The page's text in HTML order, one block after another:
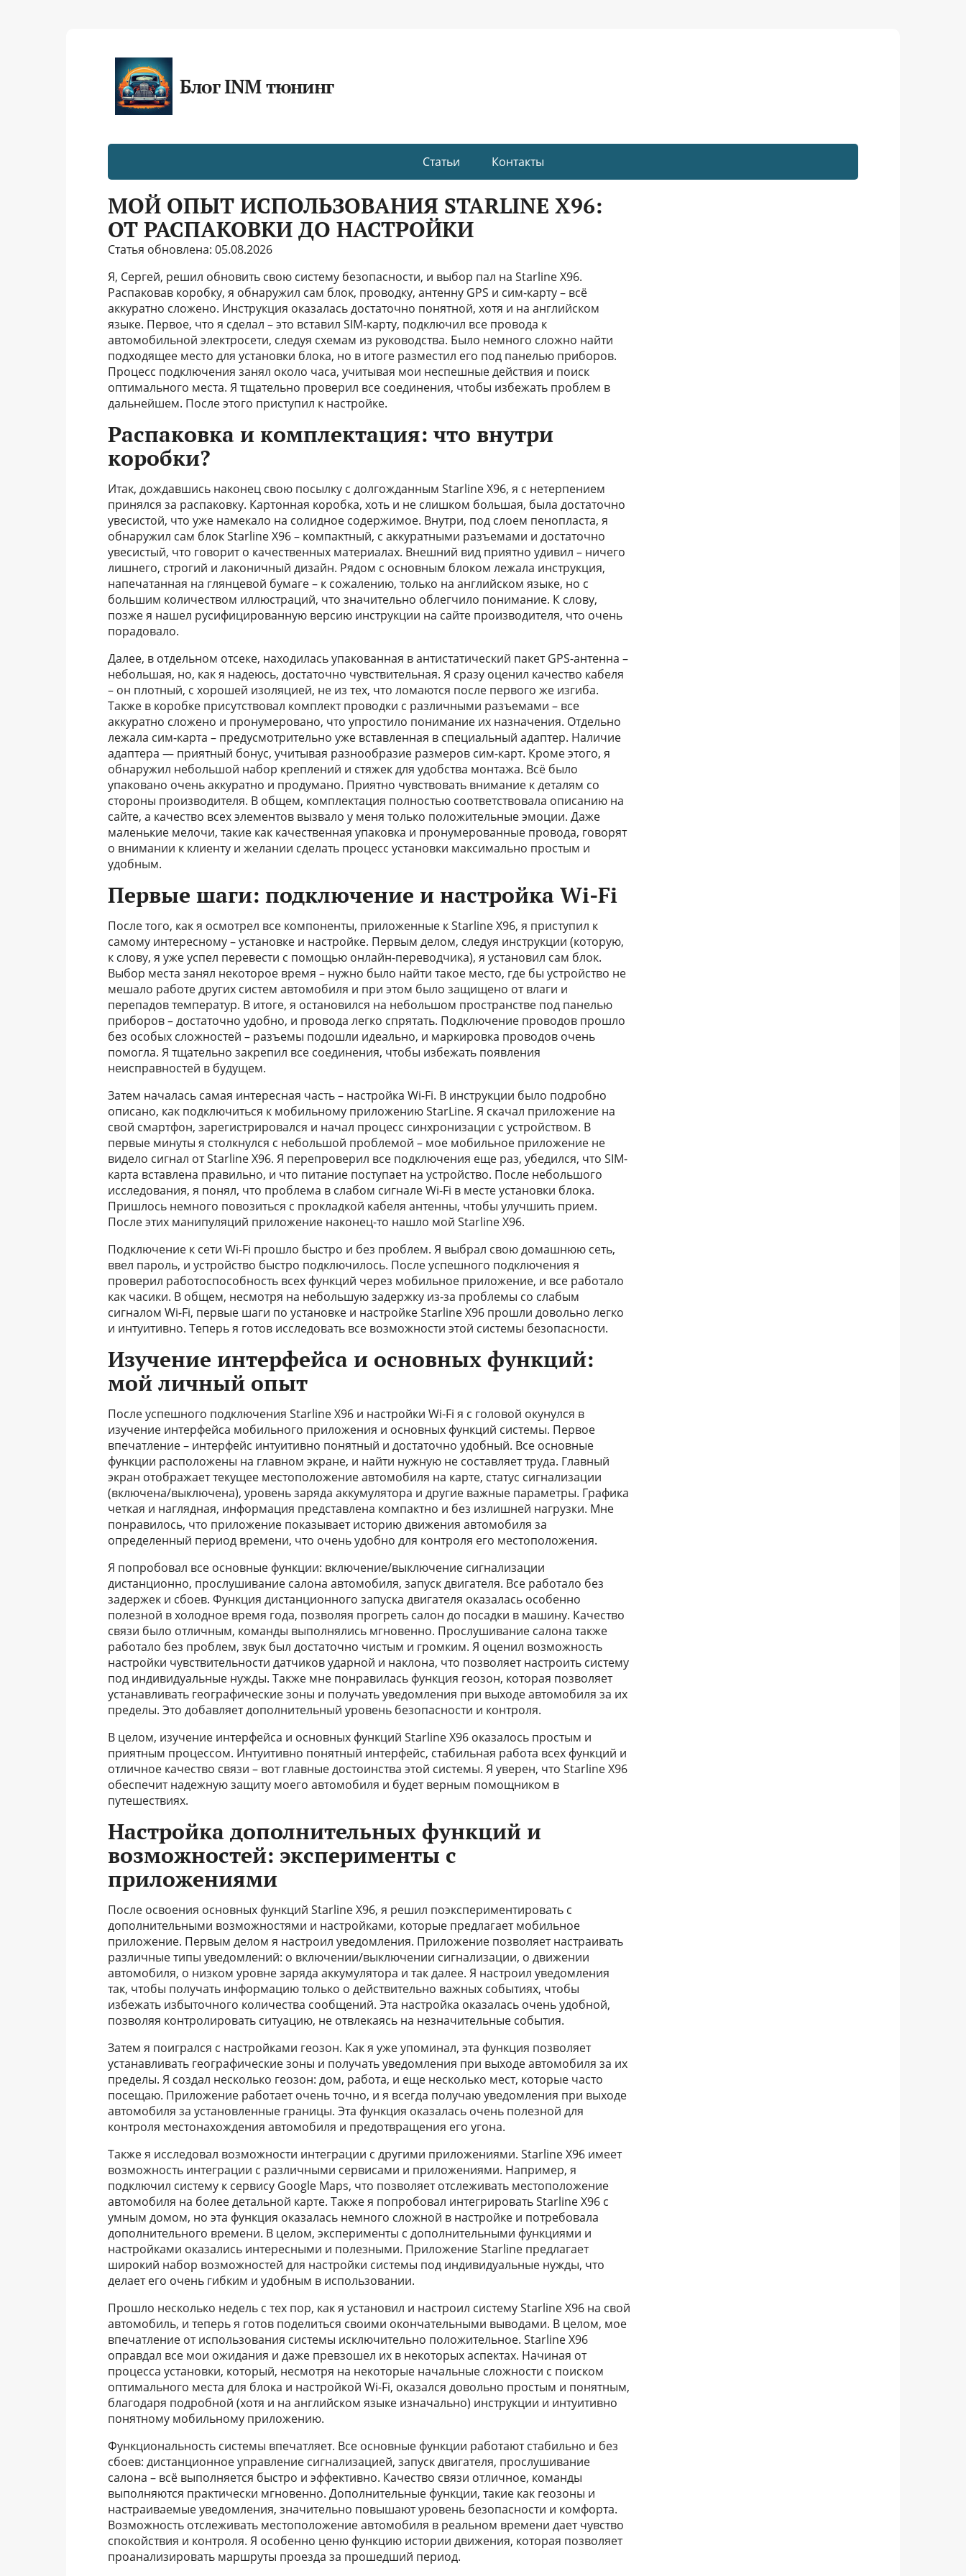
Блог INM тюнинг
Статьи Контакты
МОЙ ОПЫТ ИСПОЛЬЗОВАНИЯ STARLINE X96:
ОТ РАСПАКОВКИ ДО НАСТРОЙКИ
Статья обновлена: 05.08.2026
Я, Сергей, решил обновить свою систему безопасности, и выбор пал на Starline X96.
Распаковав коробку, я обнаружил сам блок, проводку, антенну GPS и сим-карту – всё
аккуратно сложено. Инструкция оказалась достаточно понятной, хотя и на английском
языке. Первое, что я сделал – это вставил SIM-карту, подключил все провода к
автомобильной электросети, следуя схемам из руководства. Было немного сложно найти
подходящее место для установки блока, но в итоге разместил его под панелью приборов.
Процесс подключения занял около часа, учитывая мои неспешные действия и поиск
оптимального места. Я тщательно проверил все соединения, чтобы избежать проблем в
дальнейшем. После этого приступил к настройке.
Распаковка и комплектация: что внутри
коробки?
Итак, дождавшись наконец свою посылку с долгожданным Starline X96, я с нетерпением
принялся за распаковку. Картонная коробка, хоть и не слишком большая, была достаточно
увесистой, что уже намекало на солидное содержимое. Внутри, под слоем пенопласта, я
обнаружил сам блок Starline X96 – компактный, с аккуратными разъемами и достаточно
увесистый, что говорит о качественных материалах. Внешний вид приятно удивил – ничего
лишнего, строгий и лаконичный дизайн. Рядом с основным блоком лежала инструкция,
напечатанная на глянцевой бумаге – к сожалению, только на английском языке, но с
большим количеством иллюстраций, что значительно облегчило понимание. К слову,
позже я нашел русифицированную версию инструкции на сайте производителя, что очень
порадовало.
Далее, в отдельном отсеке, находилась упакованная в антистатический пакет GPS-антенна –
небольшая, но, как я надеюсь, достаточно чувствительная. Я сразу оценил качество кабеля
– он плотный, с хорошей изоляцией, не из тех, что ломаются после первого же изгиба.
Также в коробке присутствовал комплект проводки с различными разъемами – все
аккуратно сложено и пронумеровано, что упростило понимание их назначения. Отдельно
лежала сим-карта – предусмотрительно уже вставленная в специальный адаптер. Наличие
адаптера — приятный бонус, учитывая разнообразие размеров сим-карт. Кроме этого, я
обнаружил небольшой набор креплений и стяжек для удобства монтажа. Всё было
упаковано очень аккуратно и продумано. Приятно чувствовать внимание к деталям со
стороны производителя. В общем, комплектация полностью соответствовала описанию на
сайте, а качество всех элементов вызвало у меня только положительные эмоции. Даже
маленькие мелочи, такие как качественная упаковка и пронумерованные провода, говорят
о внимании к клиенту и желании сделать процесс установки максимально простым и
удобным.
Первые шаги: подключение и настройка Wi-Fi
После того, как я осмотрел все компоненты, приложенные к Starline X96, я приступил к
самому интересному – установке и настройке. Первым делом, следуя инструкции (которую,
к слову, я уже успел перевести с помощью онлайн-переводчика), я установил сам блок.
Выбор места занял некоторое время – нужно было найти такое место, где бы устройство не
мешало работе других систем автомобиля и при этом было защищено от влаги и
перепадов температур. В итоге, я остановился на небольшом пространстве под панелью
приборов – достаточно удобно, и провода легко спрятать. Подключение проводов прошло
без особых сложностей – разъемы подошли идеально, и маркировка проводов очень
помогла. Я тщательно закрепил все соединения, чтобы избежать появления
неисправностей в будущем.
Затем началась самая интересная часть – настройка Wi-Fi. В инструкции было подробно
описано, как подключиться к мобильному приложению StarLine. Я скачал приложение на
свой смартфон, зарегистрировался и начал процесс синхронизации с устройством. В
первые минуты я столкнулся с небольшой проблемой – мое мобильное приложение не
видело сигнал от Starline X96. Я перепроверил все подключения еще раз, убедился, что SIM-
карта вставлена правильно, и что питание поступает на устройство. После небольшого
исследования, я понял, что проблема в слабом сигнале Wi-Fi в месте установки блока.
Пришлось немного повозиться с прокладкой кабеля антенны, чтобы улучшить прием.
После этих манипуляций приложение наконец-то нашло мой Starline X96.
Подключение к сети Wi-Fi прошло быстро и без проблем. Я выбрал свою домашнюю сеть,
ввел пароль, и устройство быстро подключилось. После успешного подключения я
проверил работоспособность всех функций через мобильное приложение, и все работало
как часики. В общем, несмотря на небольшую задержку из-за проблемы со слабым
сигналом Wi-Fi, первые шаги по установке и настройке Starline X96 прошли довольно легко
и интуитивно. Теперь я готов исследовать все возможности этой системы безопасности.
Изучение интерфейса и основных функций:
мой личный опыт
После успешного подключения Starline X96 и настройки Wi-Fi я с головой окунулся в
изучение интерфейса мобильного приложения и основных функций системы. Первое
впечатление – интерфейс интуитивно понятный и достаточно удобный. Все основные
функции расположены на главном экране, и найти нужную не составляет труда. Главный
экран отображает текущее местоположение автомобиля на карте, статус сигнализации
(включена/выключена), уровень заряда аккумулятора и другие важные параметры. Графика
четкая и наглядная, информация представлена компактно и без излишней нагрузки. Мне
понравилось, что приложение показывает историю движения автомобиля за
определенный период времени, что очень удобно для контроля его местоположения.
Я попробовал все основные функции: включение/выключение сигнализации
дистанционно, прослушивание салона автомобиля, запуск двигателя. Все работало без
задержек и сбоев. Функция дистанционного запуска двигателя оказалась особенно
полезной в холодное время года, позволяя прогреть салон до посадки в машину. Качество
связи было отличным, команды выполнялись мгновенно. Прослушивание салона также
работало без проблем, звук был достаточно чистым и громким. Я оценил возможность
настройки чувствительности датчиков ударной и наклона, что позволяет настроить систему
под индивидуальные нужды. Также мне понравилась функция геозон, которая позволяет
устанавливать географические зоны и получать уведомления при выходе автомобиля за их
пределы. Это добавляет дополнительный уровень безопасности и контроля.
В целом, изучение интерфейса и основных функций Starline X96 оказалось простым и
приятным процессом. Интуитивно понятный интерфейс, стабильная работа всех функций и
отличное качество связи – вот главные достоинства этой системы. Я уверен, что Starline X96
обеспечит надежную защиту моего автомобиля и будет верным помощником в
путешествиях.
Настройка дополнительных функций и
возможностей: эксперименты с
приложениями
После освоения основных функций Starline X96, я решил поэкспериментировать с
дополнительными возможностями и настройками, которые предлагает мобильное
приложение. Первым делом я настроил уведомления. Приложение позволяет настраивать
различные типы уведомлений: о включении/выключении сигнализации, о движении
автомобиля, о низком уровне заряда аккумулятора и так далее. Я настроил уведомления
так, чтобы получать информацию только о действительно важных событиях, чтобы
избежать избыточного количества сообщений. Эта настройка оказалась очень удобной,
позволяя контролировать ситуацию, не отвлекаясь на незначительные события.
Затем я поигрался с настройками геозон. Как я уже упоминал, эта функция позволяет
устанавливать географические зоны и получать уведомления при выходе автомобиля за их
пределы. Я создал несколько геозон: дом, работа, и еще несколько мест, которые часто
посещаю. Приложение работает очень точно, и я всегда получаю уведомления при выходе
автомобиля за установленные границы. Эта функция оказалась очень полезной для
контроля местонахождения автомобиля и предотвращения его угона.
Также я исследовал возможности интеграции с другими приложениями. Starline X96 имеет
возможность интеграции с различными сервисами и приложениями. Например, я
подключил систему к сервису Google Maps, что позволяет отслеживать местоположение
автомобиля на более детальной карте. Также я попробовал интегрировать Starline X96 с
умным домом, но эта функция оказалась немного сложной в настройке и потребовала
дополнительного времени. В целом, эксперименты с дополнительными функциями и
настройками оказались интересными и полезными. Приложение Starline предлагает
широкий набор возможностей для настройки системы под индивидуальные нужды, что
делает его очень гибким и удобным в использовании.
Прошло несколько недель с тех пор, как я установил и настроил систему Starline X96 на свой
автомобиль, и теперь я готов поделиться своими окончательными выводами. В целом, мое
впечатление от использования системы исключительно положительное. Starline X96
оправдал все мои ожидания и даже превзошел их в некоторых аспектах. Начиная от
процесса установки, который, несмотря на некоторые начальные сложности с поиском
оптимального места для блока и настройкой Wi-Fi, оказался довольно простым и понятным,
благодаря подробной (хотя и на английском языке изначально) инструкции и интуитивно
понятному мобильному приложению.
Функциональность системы впечатляет. Все основные функции работают стабильно и без
сбоев: дистанционное управление сигнализацией, запуск двигателя, прослушивание
салона – всё выполняется быстро и эффективно. Качество связи отличное, команды
выполняются практически мгновенно. Дополнительные функции, такие как геозоны и
настраиваемые уведомления, значительно повышают уровень безопасности и комфорта.
Возможность отслеживать местоположение автомобиля в реальном времени дает чувство
спокойствия и контроля. Я особенно ценю функцию истории движения, которая позволяет
проанализировать маршруты проезда за прошедший период.